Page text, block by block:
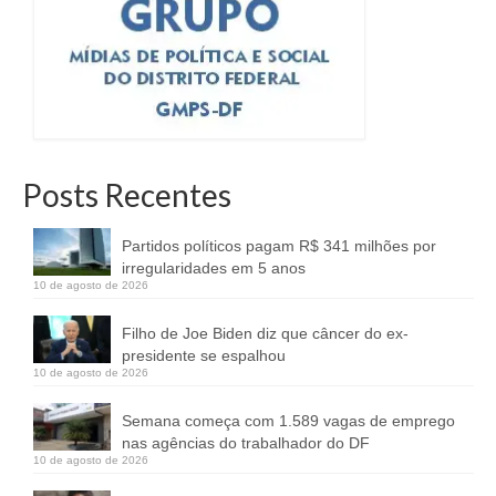
Posts Recentes
Partidos políticos pagam R$ 341 milhões por
irregularidades em 5 anos
10 de agosto de 2026
Filho de Joe Biden diz que câncer do ex-
presidente se espalhou
10 de agosto de 2026
Semana começa com 1.589 vagas de emprego
nas agências do trabalhador do DF
10 de agosto de 2026